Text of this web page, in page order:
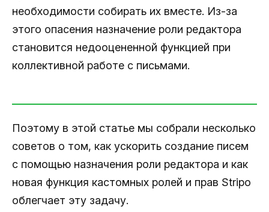
необходимости собирать их вместе. Из-за
этого опасения назначение роли редактора
становится недооцененной функцией при
коллективной работе с письмами.
Поэтому в этой статье мы собрали несколько
советов о том, как ускорить создание писем
с помощью назначения роли редактора и как
новая функция кастомных ролей и прав Stripo
облегчает эту задачу.